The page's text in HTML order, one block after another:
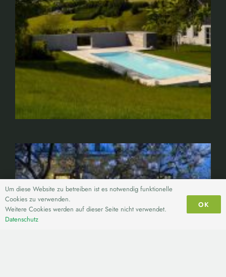
Um diese Website zu betreiben ist es notwendig funktionelle
Cookies zu verwenden.
Weitere Cookies werden auf dieser Seite nicht verwendet.
Datenschutz
OK